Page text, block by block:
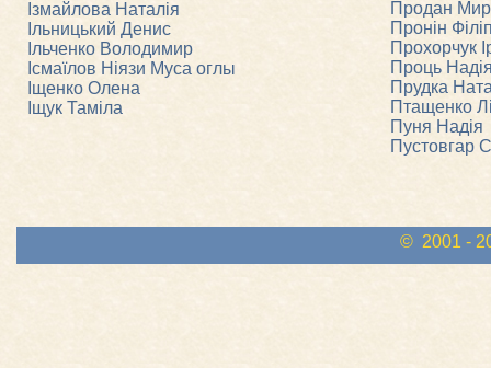
Ізмайлова Наталія
Ільницький Денис
Ільченко Володимир
Ісмаїлов Нiязи Муса оглы
Іщенко Олена
Іщук Таміла
Продан
Пронін
Прохорчук
Проць
Прудка
Птащенко
Пуня Надія
Пустовгар
© 2001 -